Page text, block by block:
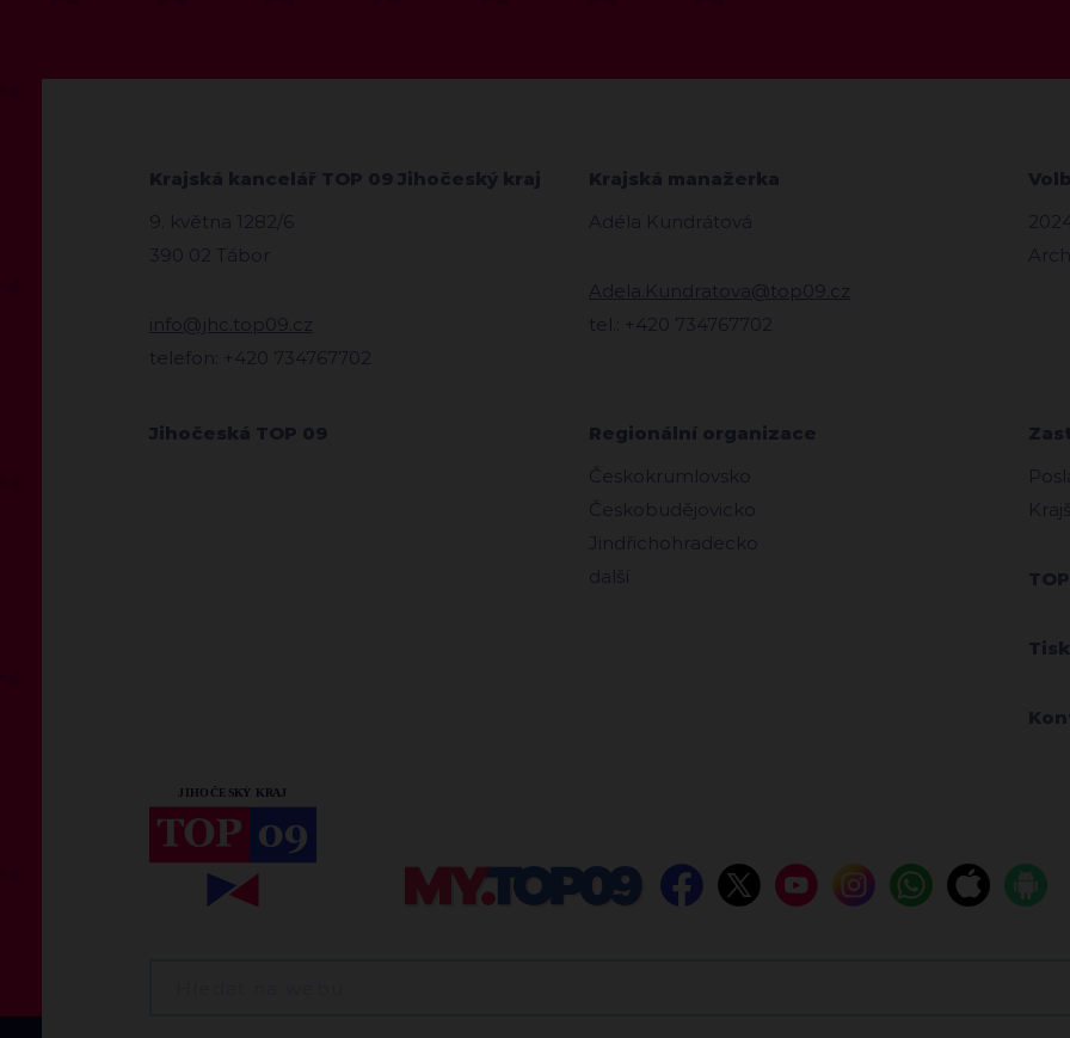
Krajská kancelář TOP 09 Jihočeský kraj
9. května 1282/6
390 02 Tábor
info@jhc.top09.cz
telefon: +420 734767702
Krajská manažerka
Adéla Kundrátová
Adela.Kundratova@top09.cz
tel.: +420 734767702
Jihočeská TOP 09
Regionální organizace
Českokrumlovsko
Českobudějovicko
Jindřichohradecko
další